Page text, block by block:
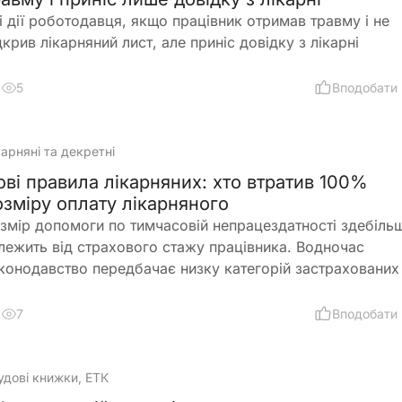
дії роботодавця, якщо працівник отримав травму і не
лікарняний лист, але приніс довідку з лікарні
5 Вподобати
та декретні
правила лікарняних: хто втратив 100%
оплату лікарняного
допомоги по тимчасовій непрацездатності
від страхового стажу працівника. Водночас
передбачає низку категорій застрахованих
заробітної плати незалежно від тривалості
особи та працівники резидентів Дія.City.
також звернув увагу на зміни щодо донорів крові та
7 Вподобати
книжки, ЕТК